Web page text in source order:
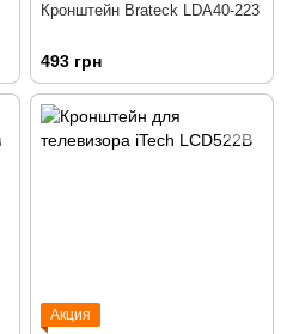
Кронштейн Brateck LDA40-223
493 грн
Акция